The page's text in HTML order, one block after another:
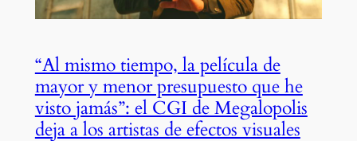
“Al mismo tiempo, la película de
mayor y menor presupuesto que he
visto jamás”: el CGI de Megalopolis
deja a los artistas de efectos visuales